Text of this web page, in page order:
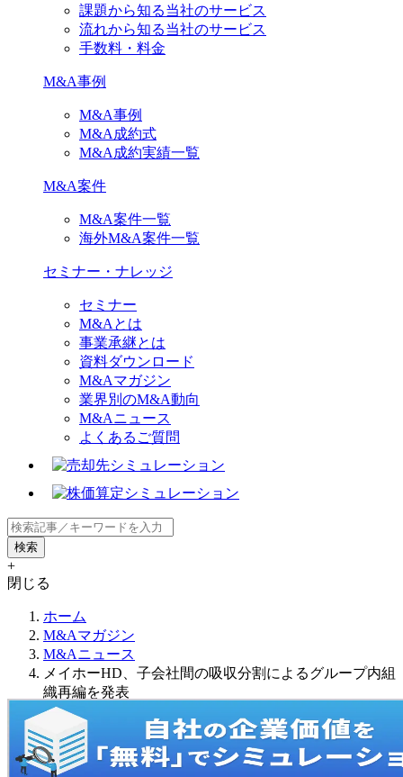
課題から知る当社のサービス
流れから知る当社のサービス
手数料・料金
M&A事例
M&A事例
M&A成約式
M&A成約実績一覧
M&A案件
M&A案件一覧
海外M&A案件一覧
セミナー・ナレッジ
セミナー
M&Aとは
事業承継とは
資料ダウンロード
M&Aマガジン
業界別のM&A動向
M&Aニュース
よくあるご質問
+
閉じる
ホーム
M&Aマガジン
M&Aニュース
メイホーHD、子会社間の吸収分割によるグループ内組
織再編を発表